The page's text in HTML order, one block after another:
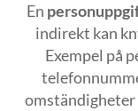
En
indirekt kan
Exempel på
omständigheter